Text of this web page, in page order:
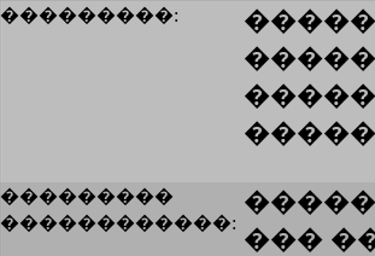
���������:
���������
������������:
���